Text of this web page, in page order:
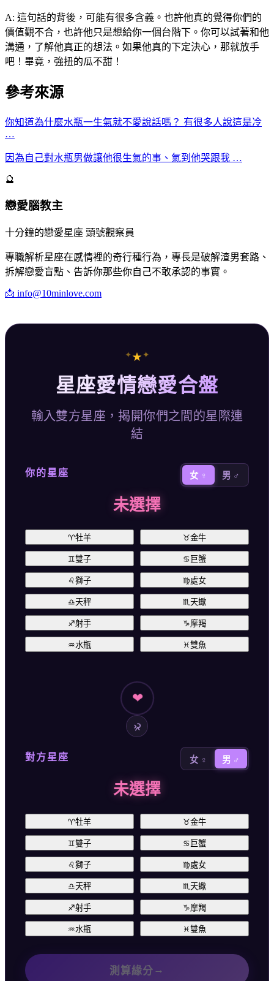
A: 這句話的背後，可能有很多含義。也許他真的覺得你們的
價值觀不合，也許他只是想給你一個台階下。你可以試著和他
溝通，了解他真正的想法。如果他真的下定決心，那就放手
吧！畢竟，強扭的瓜不甜！
參考來源
你知道為什麼水瓶一生氣就不愛說話嗎？ 有很多人說這是冷
…
因為自己對水瓶男做讓他很生氣的事、氣到他哭跟我 …
🔮
戀愛腦教主
十分鐘的戀愛星座 頭號觀察員
專職解析星座在感情裡的奇行種行為，專長是破解渣男套路、
拆解戀愛盲點、告訴你那些你自己不敢承認的事實。
📩 info@10minlove.com
✦ ★ ✦
星座愛情戀愛合盤
輸入雙方星座，揭開你們之間的星際連
結
你的星座 女 ♀ 男 ♂
未選擇
♈牡羊 ♉金牛
♊雙子 ♋ 巨蟹
♌獅子 ♍處女
♎天秤 ♏天蠍
♐射手 ♑摩羯
♒水瓶 ♓雙魚
❤
對方星座 女 ♀ 男 ♂
未選擇
♈牡羊 ♉金牛
♊雙子 ♋ 巨蟹
♌獅子 ♍處女
♎天秤 ♏天蠍
♐射手 ♑摩羯
♒水瓶 ♓雙魚
測算緣分 →